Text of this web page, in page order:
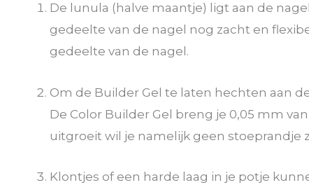
De lunula (halve maantje) ligt aan de
gedeelte van de nagel nog zacht en
gedeelte van de nagel.
Om de Builder Gel te laten hechten aan
De Color Builder Gel breng je 0,05 mm
uitgroeit wil je namelijk geen stoeprandje
Klontjes of een harde laag in je potje